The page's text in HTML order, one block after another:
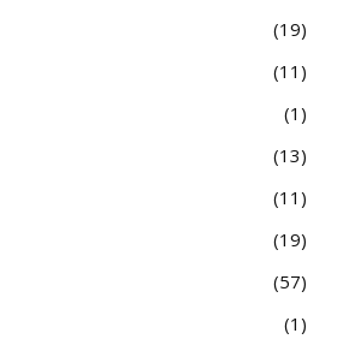
19
11
1
13
11
19
57
1